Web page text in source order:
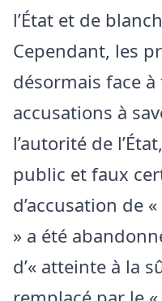
l’État et de
Cependant, les
désormais face
accusations à
l’autorité de
public et faux
d’accusation de
» a été
d’« atteinte à la